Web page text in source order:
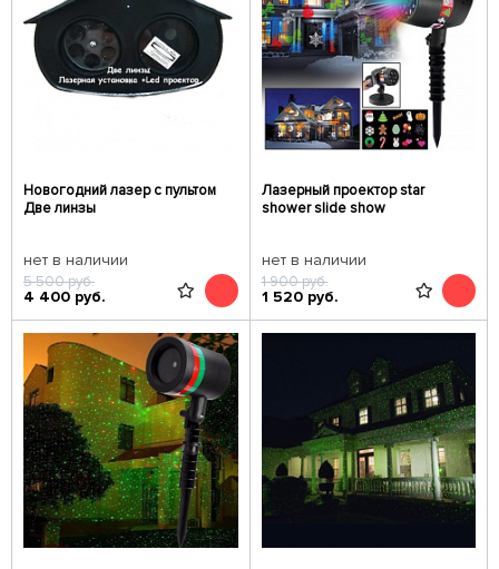
Новогодний лазер c пультом
Две линзы
нет в наличии
5 500руб.
4 400 руб.
Лазерный проектор star
shower slide show
нет в наличии
1 900руб.
1 520 руб.